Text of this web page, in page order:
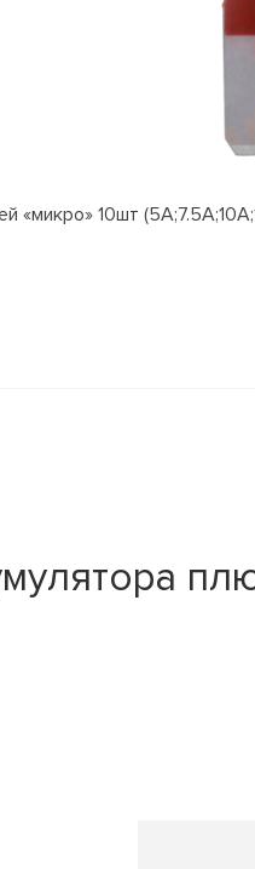
«микро» 10шт